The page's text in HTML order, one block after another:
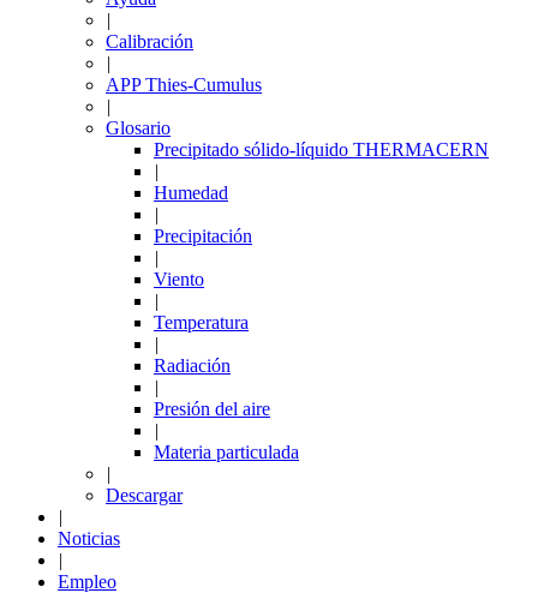
|
Calibración
|
APP Thies-Cumulus
|
Glosario
Precipitado sólido-líquido THERMACERN
|
Humedad
|
Precipitación
|
Viento
|
Temperatura
|
Radiación
|
Presión del aire
|
Materia particulada
|
Descargar
|
Noticias
|
Empleo